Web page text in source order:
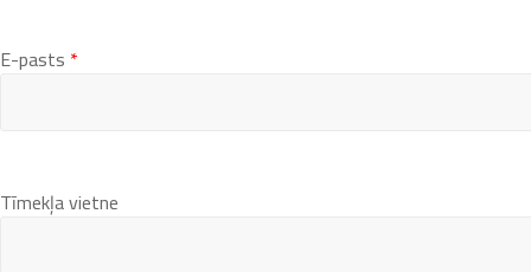
E-pasts *
Tīmekļa vietne